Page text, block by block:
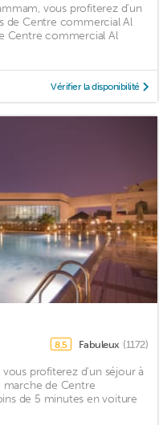
vous profiterez d'un
de Centre commercial Al
Centre commercial Al
Vérifier la disponibilité
8,5 Fabuleux (1172)
vous profiterez d'un séjour à
marche de Centre
de 5 minutes en voiture